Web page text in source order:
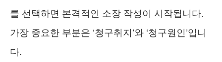
를 선택하면 본격적인 소장 작성이 시작됩니다.
가장 중요한 부분은 ‘청구취지’와 ‘청구원인’입니
다.